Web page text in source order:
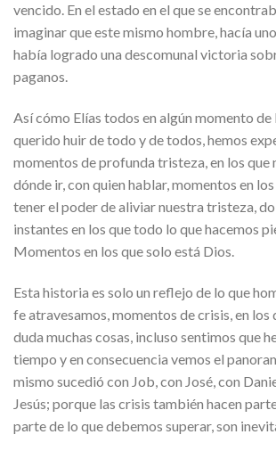
vencido. En el estado en el que se
imaginar que este mismo hombre, hacía
había logrado una descomunal victoria
paganos.
Así cómo Elías todos en algún momento de
querido huir de todo y de todos, hemos
momentos de profunda tristeza, en los que
dónde ir, con quien hablar, momentos en
tener el poder de aliviar nuestra tristeza,
instantes en los que todo lo que hacemos
Momentos en los que solo está Dios.
Esta historia es solo un reflejo de lo que
fe atravesamos, momentos de crisis, en los
duda muchas cosas, incluso sentimos que
tiempo y en consecuencia vemos el
mismo sucedió con Job, con José, con
Jesús; porque las crisis también hacen
parte de lo que debemos superar, son